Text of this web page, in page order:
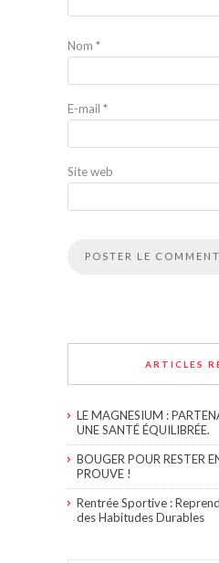
Nom *
E-mail *
Site web
ARTICLES
LE MAGNESIUM :
UNE SANTÉ ÉQUILIBRÉE.
BOUGER POUR RESTER
PROUVE !
Rentrée Sportive :
des Habitudes Durables